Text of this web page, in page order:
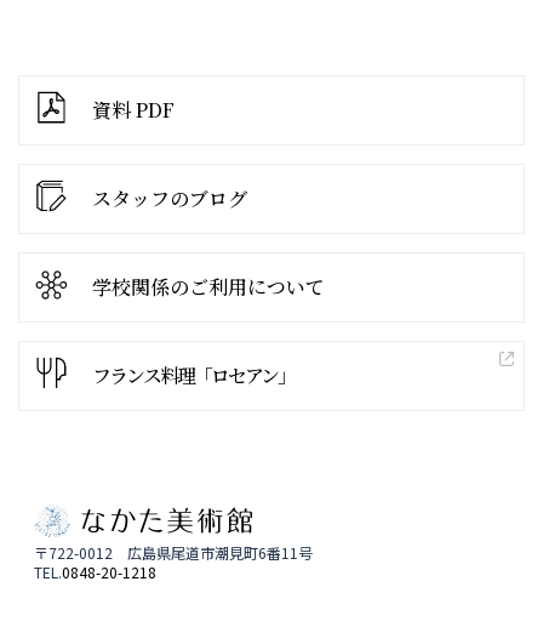
資料 PDF
スタッフのブログ
学校関係のご利用について
フランス料理「ロセアン」
〒722-0012 広島県尾道市潮見町6番11号
TEL.0848-20-1218